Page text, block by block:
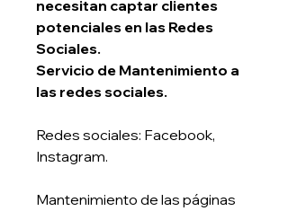
necesitan captar clientes
potenciales en las Redes
Sociales.
Servicio de Mantenimiento a
las redes sociales.
Redes sociales: Facebook,
Instagram.
Mantenimiento de las páginas